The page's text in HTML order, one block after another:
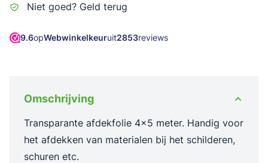
Niet goed? Geld terug
9.6opWebwinkelkeuruit2853reviews
Omschrijving
Transparante afdekfolie 4x5 meter. Handig voor
het afdekken van materialen bij het schilderen,
schuren etc.